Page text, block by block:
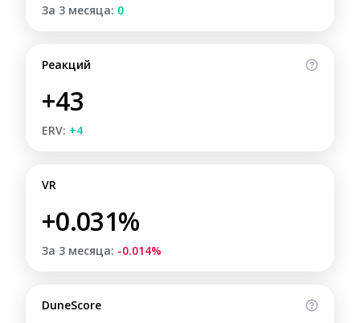
За 3 месяца: 0
Реакций
+43
ERV: +4
VR
+0.031%
За 3 месяца: -0.014%
DuneScore